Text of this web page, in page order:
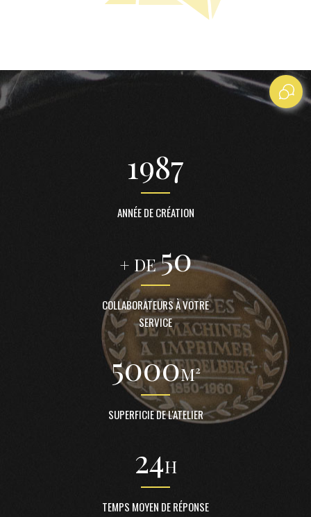
1987
ANNÉE DE CRÉATION
+ DE50
COLLABORATEURS À VOTRE
SERVICE
5000M²
SUPERFICIE DE L'ATELIER
24H
TEMPS MOYEN DE RÉPONSE